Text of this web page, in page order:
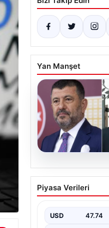
Yan Manşet
06.08.2026
Veli
Hür Ağbaba
Piyasa Verileri
USD 47.74